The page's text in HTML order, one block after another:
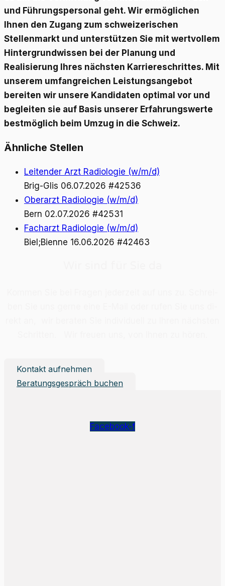
und Führungspersonal geht. Wir ermöglichen
Ihnen den Zugang zum schweizerischen
Stellenmarkt und unterstützen Sie mit wertvollem
Hintergrundwissen bei der Planung und
Realisierung Ihres nächsten Karriereschrittes. Mit
unserem umfangreichen Leistungsangebot
bereiten wir unsere Kandidaten optimal vor und
begleiten sie auf Basis unserer Erfahrungswerte
bestmöglich beim Umzug in die Schweiz.
Ähnliche Stellen
Leitender Arzt Radiologie (w/m/d)
Brig-Glis 06.07.2026 #42536
Oberarzt Radiologie (w/m/d)
Bern 02.07.2026 #42531
Facharzt Radiologie (w/m/d)
Biel;Bienne 16.06.2026 #42463
Kontakt aufnehmen
Beratungsgespräch buchen
Facebook-f